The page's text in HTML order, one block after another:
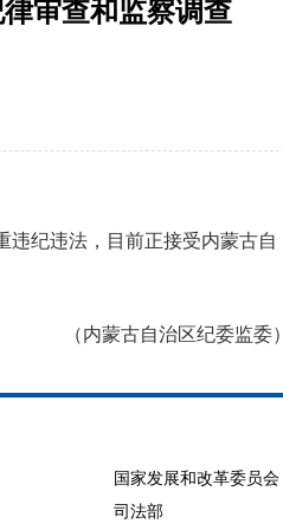
审查和监察调查
纪违法，目前正接受内蒙古自
（内蒙古自治区纪委监委）
国家发展和改革委员会
司法部